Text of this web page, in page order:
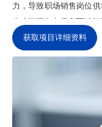
力，导致职场销售岗位
人才资源中有很多可以
经过调研其实很多大学
工作，但苦于不知道如
应销售工作，学校和企
失，导致很多想做销售
获取项目详细资料